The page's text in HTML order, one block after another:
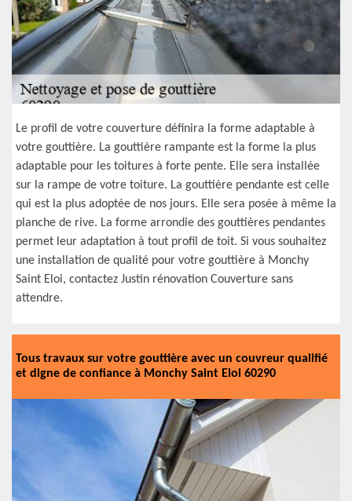
Le profil de votre couverture définira la forme adaptable à
votre gouttière. La gouttière rampante est la forme la plus
adaptable pour les toitures à forte pente. Elle sera installée
sur la rampe de votre toiture. La gouttière pendante est celle
qui est la plus adoptée de nos jours. Elle sera posée à même la
planche de rive. La forme arrondie des gouttières pendantes
permet leur adaptation à tout profil de toit. Si vous souhaitez
une installation de qualité pour votre gouttière à Monchy
Saint Eloi, contactez Justin rénovation Couverture sans
attendre.
Tous travaux sur votre gouttière avec un couvreur qualifié
et digne de confiance à Monchy Saint Eloi 60290